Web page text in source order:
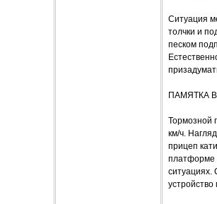
Ситуация
толчки и
песком
ПАМЯТКА
Тормозной
км/ч.
прицеп
платформе
ситуациях.